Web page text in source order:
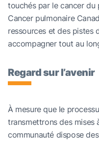
touchés par le cancer du
Cancer pulmonaire
ressources et des pistes
accompagner tout au
Regard sur l’avenir
À mesure que le
transmettrons des mises
communauté dispose